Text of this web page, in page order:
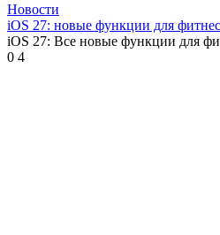
Новости
iOS 27: новые функции для
iOS 27: Все новые функции для
0 4